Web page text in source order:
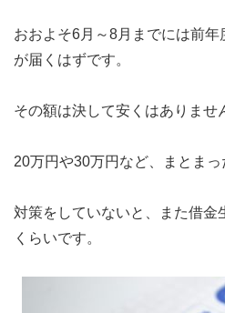
おおよそ6月～8月までには前
が届くはずです。
その額は決して安くはありませ
20万円や30万円など、まとまっ
対策をしていないと、また借金
くらいです。